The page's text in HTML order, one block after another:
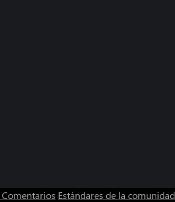
Comentarios Estándares de la comunidad